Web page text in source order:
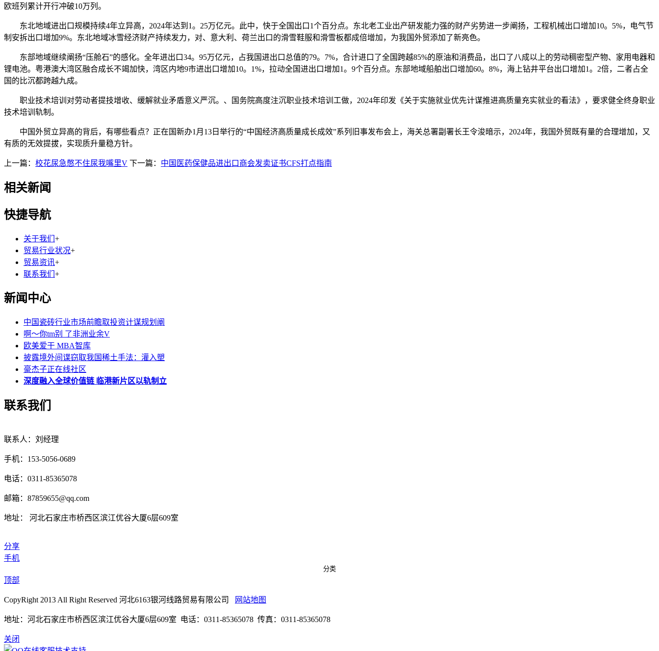
欧班列累计开行冲破10万列。
东北地域进出口规模持续4年立异高，2024年达到1。25万亿元。此中，快于全国出口1个百分点。东北老工业出产研发能力强的财产劣势进一步阐扬，工程机械出口增加10。5%，电气节
制安拆出口增加9%。东北地域冰雪经济财产持续发力，对、意大利、荷兰出口的滑雪鞋服和滑雪板都成倍增加，为我国外贸添加了新亮色。
东部地域继续阐扬“压舱石”的感化。全年进出口34。95万亿元，占我国进出口总值的79。7%，合计进口了全国跨越85%的原油和消费品，出口了八成以上的劳动稠密型产物、家用电器和
锂电池。粤港澳大湾区融合成长不竭加快，湾区内地9市进出口增加10。1%，拉动全国进出口增加1。9个百分点。东部地域船舶出口增加60。8%，海上钻井平台出口增加1。2倍，二者占全
国的比沉都跨越九成。
职业技术培训对劳动者提技增收、缓解就业矛盾意义严沉。、国务院高度注沉职业技术培训工做，2024年印发《关于实施就业优先计谋推进高质量充实就业的看法》，要求健全终身职业
技术培训轨制。
中国外贸立异高的背后，有哪些看点？正在国新办1月13日举行的“中国经济高质量成长成效”系列旧事发布会上，海关总署副署长王令浚暗示，2024年，我国外贸既有量的合理增加，又
有质的无效提拔，实现质升量稳方针。
上一篇： 校花尿急憋不住尿我嘴里V 下一篇： 中国医药保健品进出口商会发卖证书CFS打点指南
相关新闻
快捷导航
关于我们 +
贸易行业状况+
贸易资讯+
联系我们 +
新闻中心
中国瓷砖行业市场前瞻取投资计谋规划阐
啊～你tm别 了非洲业余V
欧美爱干 MBA智库
披露境外间谍窃取我国稀土手法：灌入塑
豪杰子正在线社区
深度融入全球价值链 临港新片区以轨制立
联系我们
联系人：刘经理
手机：153-5056-0689
电话：0311-85365078
邮箱：87859655@qq.com
地址： 河北石家庄市桥西区滨江优谷大厦6层609室
分享
手机
分类
顶部
CopyRight 2013 All Right Reserved 河北6163银河线路贸易有限公司 网站地图
地址：河北石家庄市桥西区滨江优谷大厦6层609室 电话：0311-85365078 传真：0311-85365078
关闭